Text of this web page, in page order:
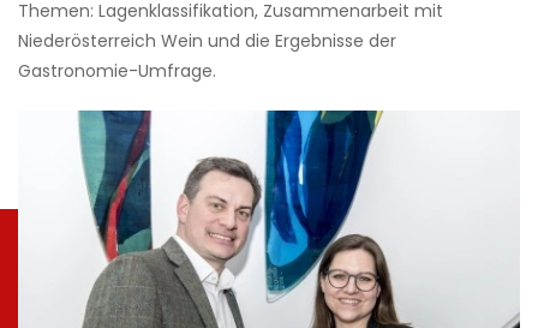
Themen: Lagenklassifikation, Zusammenarbeit mit
Niederösterreich Wein und die Ergebnisse der
Gastronomie-Umfrage.